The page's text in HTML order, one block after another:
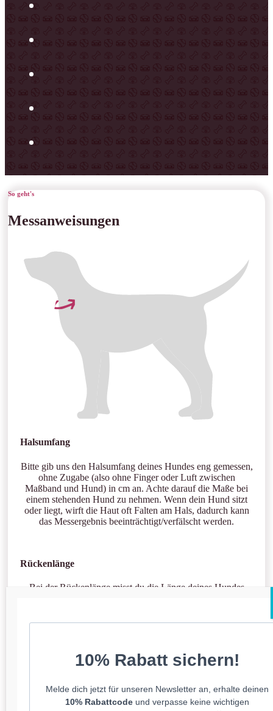
So geht's
Messanweisungen
Halsumfang
Bitte gib uns den Halsumfang deines Hundes eng gemessen,
ohne Zugabe (also ohne Finger oder Luft zwischen
Maßband und Hund) in cm an. Achte darauf die Maße bei
einem stehenden Hund zu nehmen. Wenn dein Hund sitzt
oder liegt, wirft die Haut oft Falten am Hals, dadurch kann
das Messergebnis beeinträchtigt/verfälscht werden.
Rückenlänge
Bei der Rückenlänge misst du die Länge deines Hundes
Hund zu nehmen. Vermesse den Rücken besonders
Brustumfang
Um den Brustumfang deines Hundes richtig zu messen, lege